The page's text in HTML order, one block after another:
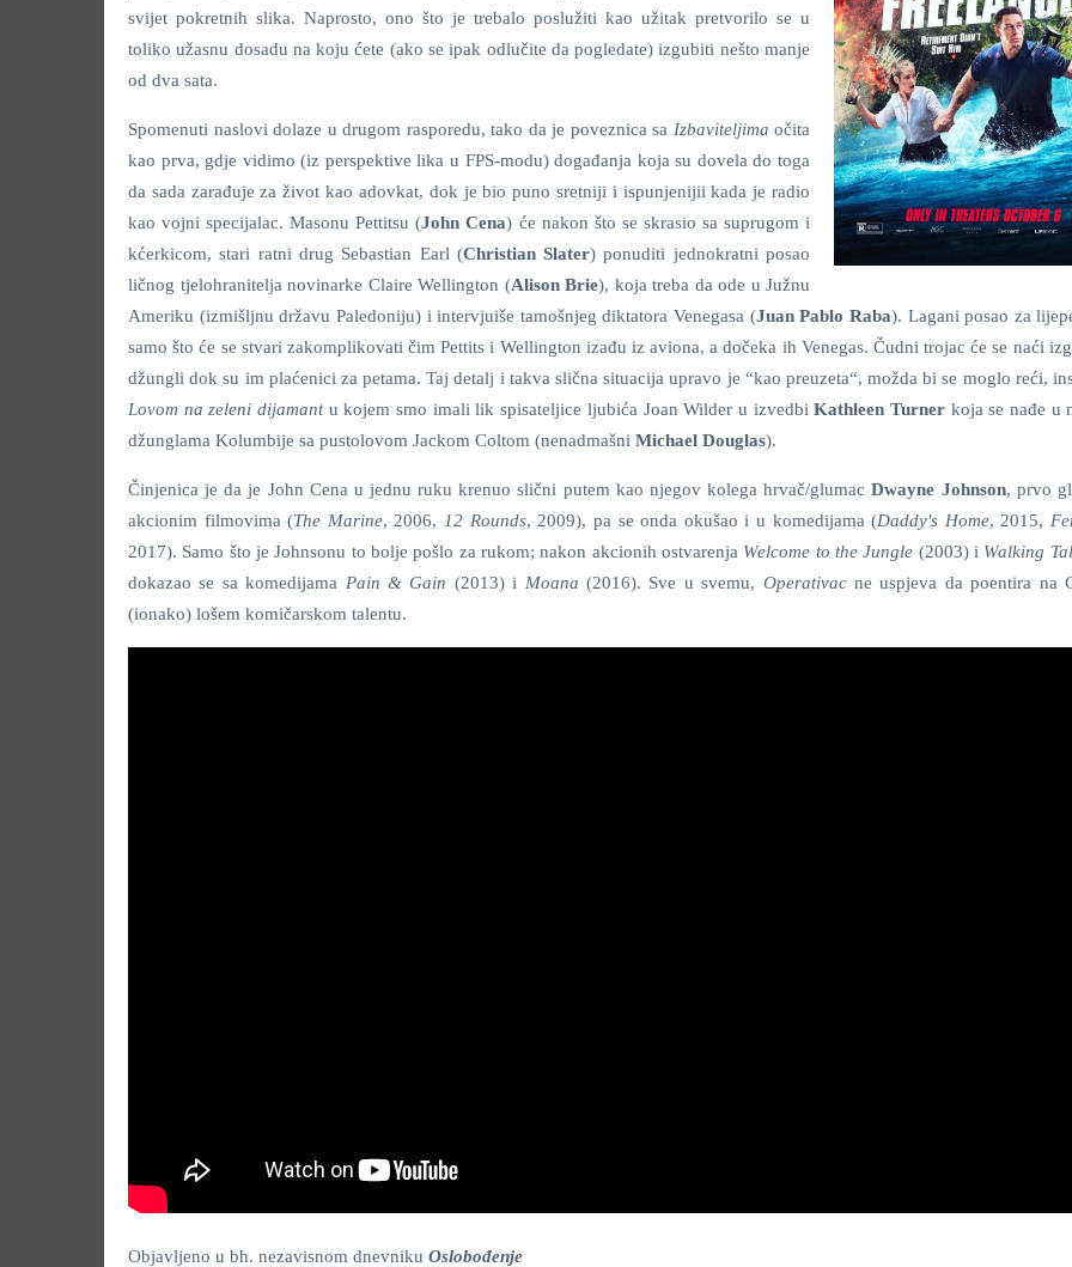
svijet pokretnih slika. Naprosto, ono što je trebalo poslužiti kao užitak pretvorilo se u
toliko užasnu dosadu na koju ćete (ako se ipak odlučite da pogledate) izgubiti nešto manje
od dva sata.
Spomenuti naslovi dolaze u drugom rasporedu, tako da je poveznica sa Izbaviteljima očita
kao prva, gdje vidimo (iz perspektive lika u FPS-modu) događanja koja su dovela do toga
da sada zarađuje za život kao adovkat, dok je bio puno sretniji i ispunjenijii kada je radio
kao vojni specijalac. Masonu Pettitsu (John Cena) će nakon što se skrasio sa suprugom i
kćerkicom, stari ratni drug Sebastian Earl (Christian Slater) ponuditi jednokratni posao
ličnog tjelohranitelja novinarke Claire Wellington (Alison Brie), koja treba da ode u Južnu
Ameriku (izmišljnu državu Paledoniju) i intervjuiše tamošnjeg diktatora Venegasa (Juan Pablo Raba). Lagani posao za
samo što će se stvari zakomplikovati čim Pettits i Wellington izađu iz aviona, a dočeka ih Venegas. Čudni trojac će se naći
džungli dok su im plaćenici za petama. Taj detalj i takva slična situacija upravo je “kao preuzeta“, možda bi se moglo reći,
Lovom na zeleni dijamant u kojem smo imali lik spisateljice ljubića Joan Wilder u izvedbiKathleen Turnerkoja se nađe u
džunglama Kolumbije sa pustolovom Jackom Coltom (nenadmašni Michael Douglas).
Činjenica je da je John Cena u jednu ruku krenuo slični putem kao njegov kolega hrvač/glumacDwayne Johnson, prvo
akcionim filmovima (The Marine, 2006, 12 Rounds, 2009), pa se onda okušao i u komedijama (Daddy's Home, 2015,
2017). Samo što je Johnsonu to bolje pošlo za rukom; nakon akcionih ostvarenja Welcome to the Jungle (2003) i Walking
dokazao se sa komedijama Pain & Gain (2013) i Moana (2016). Sve u svemu, Operativacne uspjeva da poentira na
(ionako) lošem komičarskom talentu.
Objavljeno u bh. nezavisnom dnevniku Oslobođenje